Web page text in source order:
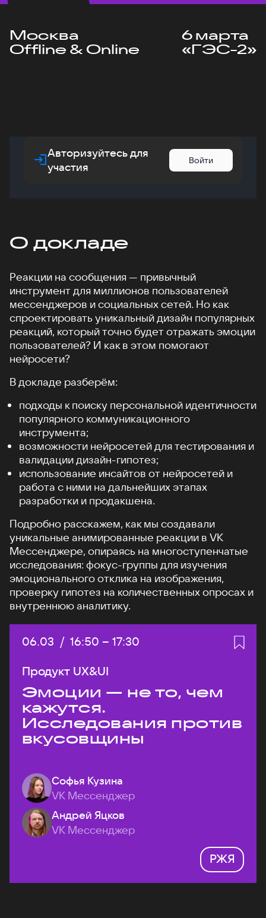
Москва
Offline & Online
6 марта
«ГЭС-2»
Авторизуйтесь для
участия
Войти
О докладе
Реакции на сообщения — привычный
инструмент для миллионов пользователей
мессенджеров и социальных сетей. Но как
спроектировать уникальный дизайн популярных
реакций, который точно будет отражать эмоции
пользователей? И как в этом помогают
нейросети?
В докладе разберём:
подходы к поиску персональной идентичности
популярного коммуникационного
инструмента;
возможности нейросетей для тестирования и
валидации дизайн-гипотез;
использование инсайтов от нейросетей и
работа с ними на дальнейших этапах
разработки и продакшена.
Подробно расскажем, как мы создавали
уникальные анимированные реакции в VK
Мессенджере, опираясь на многоступенчатые
исследования: фокус-группы для изучения
эмоционального отклика на изображения,
проверку гипотез на количественных опросах и
внутреннюю аналитику.
Дата:
06.03 / Начало:
16:50 – Конец:
17:30
Продукт UX&UI
Эмоции — не то, чем
кажутся.
Исследования против
вкусовщины
Софья Кузина
VK Мессенджер
Андрей Яцков
VK Мессенджер
РЖЯ